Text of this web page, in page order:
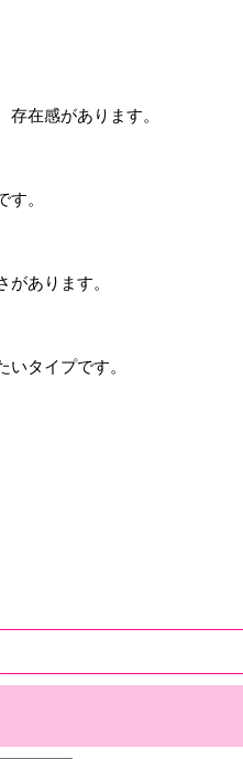
在感があります。
。
あります。
タイプです。